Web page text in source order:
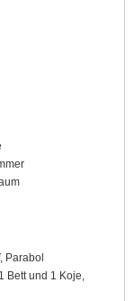
Parabol
Bett und 1 Koje,